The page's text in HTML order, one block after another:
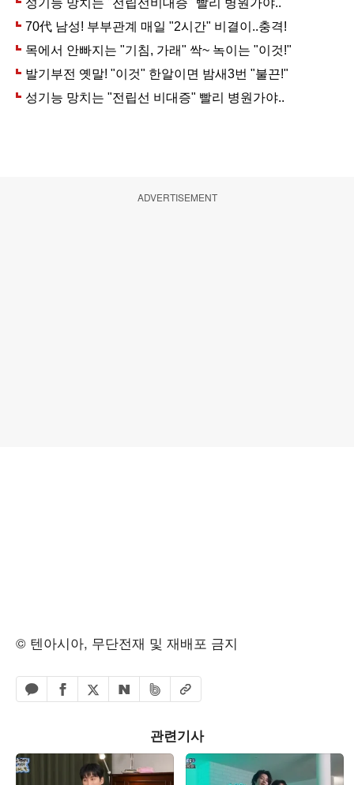
ADVERTISEMENT
© 텐아시아, 무단전재 및 재배포 금지
카카오톡 공유하기
페이스북 공유하기
엑스 공유하기
네이버 공유하기
밴드 공유하기
URL복사
관련기사